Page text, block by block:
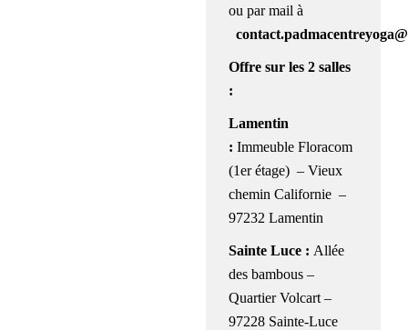
ou par mail à
Offre sur les 2 salles
:
Lamentin
: Immeuble Floracom
(1er étage) – Vieux
chemin Californie –
97232 Lamentin
Sainte Luce : Allée
des bambous –
Quartier Volcart –
97228 Sainte-Luce